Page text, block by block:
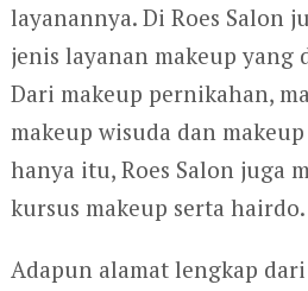
layanannya. Di Roes Salon
jenis layanan makeup yang
Dari makeup pernikahan,
makeup wisuda dan
hanya itu, Roes Salon juga
kursus makeup serta hairdo.
Adapun alamat lengkap